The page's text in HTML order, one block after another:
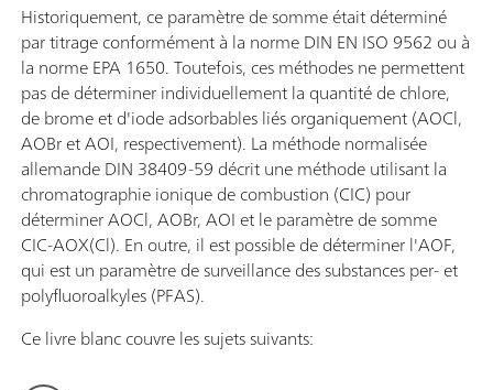
Historiquement, ce paramètre de somme était déterminé
par titrage conformément à la norme DIN EN ISO 9562 ou à
la norme EPA 1650. Toutefois, ces méthodes ne permettent
pas de déterminer individuellement la quantité de chlore,
de brome et d'iode adsorbables liés organiquement (AOCl,
AOBr et AOI, respectivement). La méthode normalisée
allemande DIN 38409-59 décrit une méthode utilisant la
chromatographie ionique de combustion (CIC) pour
déterminer AOCl, AOBr, AOI et le paramètre de somme
CIC-AOX(Cl). En outre, il est possible de déterminer l'AOF,
qui est un paramètre de surveillance des substances per- et
polyfluoroalkyles (PFAS).
Ce livre blanc couvre les sujets suivants: